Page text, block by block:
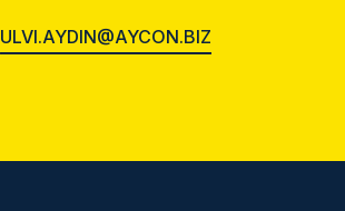
ULVI.AYDIN@AYCON.BIZ